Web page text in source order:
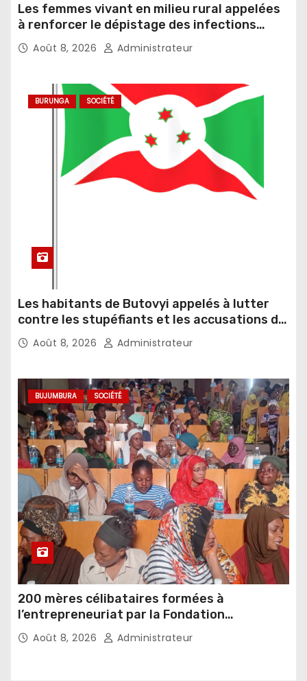
Les femmes vivant en milieu rural appelées
à renforcer le dépistage des infections
sexuellement transmissibles
Août 8, 2026 Administrateur
BURUNGA SOCIÉTÉ
Les habitants de Butovyi appelés à lutter
contre les stupéfiants et les accusations de
sorcellerie
Août 8, 2026 Administrateur
BUJUMBURA SOCIÉTÉ
200 mères célibataires formées à
l’entrepreneuriat par la Fondation
Umugiraneza et l’OPDD
Août 8, 2026 Administrateur